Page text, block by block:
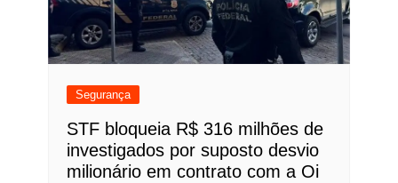
Segurança
STF bloqueia R$ 316 milhões de
investigados por suposto desvio
milionário em contrato com a Oi